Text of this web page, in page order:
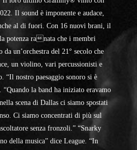
Il sound è imponente e audace,
al di fuori. Con 16 nuovi brani, il
potenza ranata che i membri
un’orchestra del 21° secolo che
un violino, vari percussionisti e
“Il nostro paesaggio sonoro si è
“Quando la band ha iniziato eravamo
scena di Dallas ci siamo spostati
Ci siamo concentrati di più sul
senza fronzoli.” “Snarky
della musica” dice League. “In